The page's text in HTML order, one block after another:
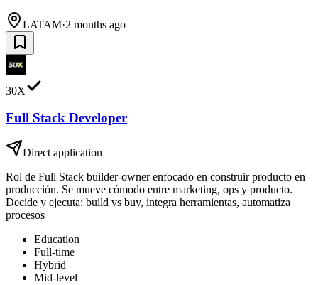
LATAM·2 months ago
30X
Full Stack Developer
Direct application
Rol de Full Stack builder-owner enfocado en construir producto en
producción. Se mueve cómodo entre marketing, ops y producto.
Decide y ejecuta: build vs buy, integra herramientas, automatiza
procesos
Education
Full-time
Hybrid
Mid-level